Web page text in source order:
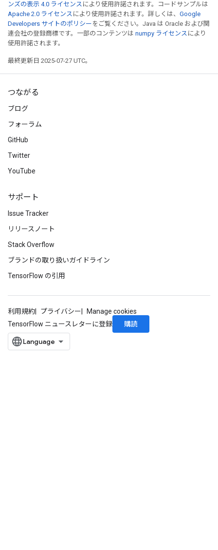
ンズの表示 4.0 ライセンス により使用許諾されます。コードサンプルは
Apache 2.0 ライセンス により使用許諾されます。詳しくは、 Google
Developers サイトのポリシー をご覧ください。Java は Oracle および関
連会社の登録商標です。一部のコンテンツは numpy ライセンス により
使用許諾されます。
最終更新日 2025-07-27 UTC。
つながる
ブログ
フォーラム
GitHub
Twitter
YouTube
サポート
Issue Tracker
リリースノート
Stack Overflow
ブランドの取り扱いガイドライン
TensorFlow の引用
利用規約 プライバシー
Manage cookies
TensorFlow ニュースレターに登録
購読